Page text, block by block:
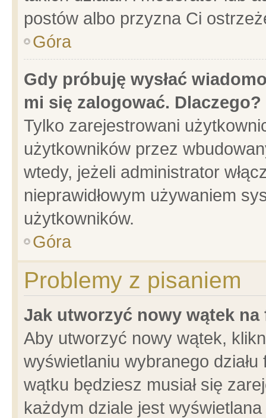
postów albo przyzna Ci
Góra
Gdy próbuję wysłać
mi się zalogować. Dlaczego?
Tylko zarejestrowani
użytkowników przez
wtedy, jeżeli administrator
nieprawidłowym używaniem
użytkowników.
Góra
Problemy z pisaniem
Jak utworzyć nowy wątek na
Aby utworzyć nowy wątek,
wyświetlaniu wybranego
wątku będziesz musiał się
każdym dziale jest